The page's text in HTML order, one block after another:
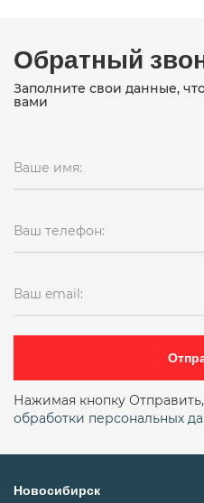
Обратный
Заполните свои данные,
вами
Ваше имя:
Ваш телефон:
Ваш email:
Нажимая кнопку
обработки персональных
Новосибирск